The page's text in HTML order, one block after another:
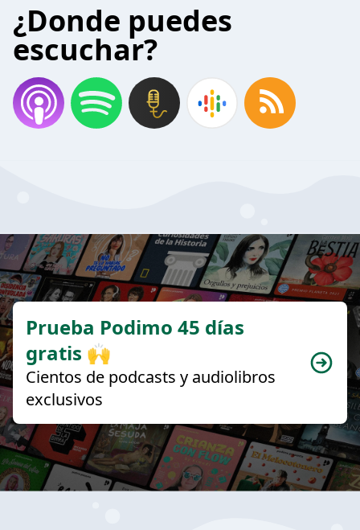
¿Donde puedes
escuchar?
Prueba Podimo 45 días
gratis 🙌
Cientos de podcasts y audiolibros
exclusivos